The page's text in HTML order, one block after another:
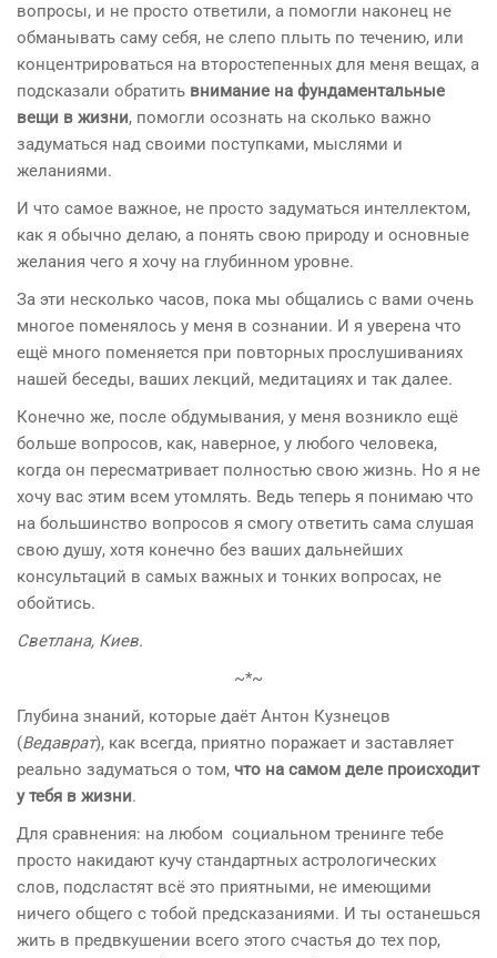
вопросы, и не просто ответили, а помогли наконец не
обманывать саму себя, не слепо плыть по течению, или
концентрироваться на второстепенных для меня вещах, а
подсказали обратить внимание на фундаментальные
вещи в жизни, помогли осознать на сколько важно
задуматься над своими поступками, мыслями и
желаниями.
И что самое важное, не просто задуматься интеллектом,
как я обычно делаю, а понять свою природу и основные
желания чего я хочу на глубинном уровне.
За эти несколько часов, пока мы общались с вами очень
многое поменялось у меня в сознании. И я уверена что
ещё много поменяется при повторных прослушиваниях
нашей беседы, ваших лекций, медитациях и так далее.
Конечно же, после обдумывания, у меня возникло ещё
больше вопросов, как, наверное, у любого человека,
когда он пересматривает полностью свою жизнь. Но я не
хочу вас этим всем утомлять. Ведь теперь я понимаю что
на большинство вопросов я смогу ответить сама слушая
свою душу, хотя конечно без ваших дальнейших
консультаций в самых важных и тонких вопросах, не
обойтись.
Светлана, Киев.
~*~
Глубина знаний, которые даёт Антон Кузнецов
(Ведаврат), как всегда, приятно поражает и заставляет
реально задуматься о том, что на самом деле происходит
у тебя в жизни.
Для сравнения: на любом социальном тренинге тебе
просто накидают кучу стандартных астрологических
слов, подсластят всё это приятными, не имеющими
ничего общего с тобой предсказаниями. И ты останешься
жить в предвкушении всего этого счастья до тех пор,